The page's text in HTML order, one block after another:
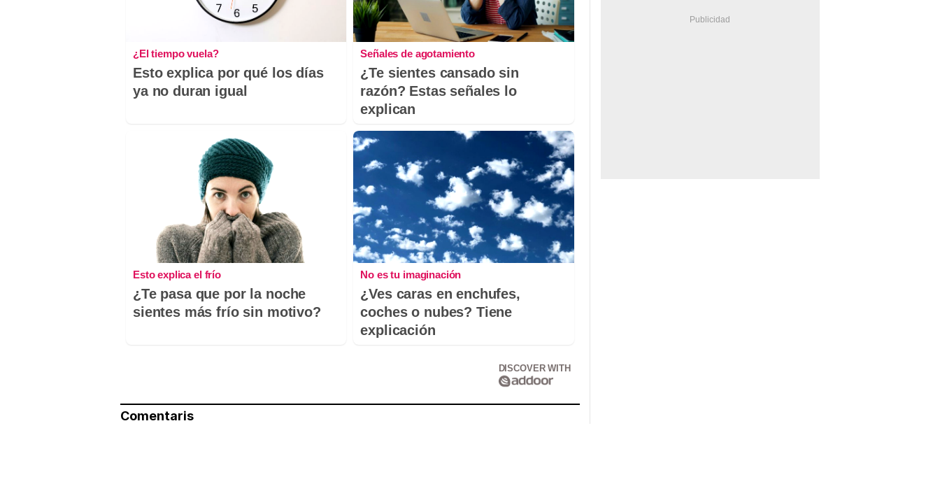
¿El tiempo vuela?
Esto explica por qué los días
ya no duran igual
Señales de agotamiento
¿Te sientes cansado sin
razón? Estas señales lo
explican
Esto explica el frío
¿Te pasa que por la noche
sientes más frío sin motivo?
No es tu imaginación
¿Ves caras en enchufes,
coches o nubes? Tiene
explicación
DISCOVER WITH
Comentaris